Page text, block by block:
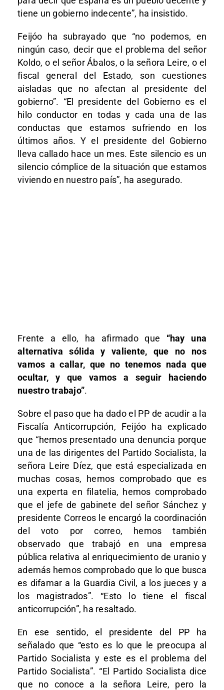
tiene un gobierno indecente”, ha insistido.
Feijóo ha subrayado que “no podemos, en
ningún caso, decir que el problema del señor
Koldo, o el señor Ábalos, o la señora Leire, o el
fiscal general del Estado, son cuestiones
aisladas que no afectan al presidente del
gobierno”. “El presidente del Gobierno es el
hilo conductor en todas y cada una de las
conductas que estamos sufriendo en los
últimos años. Y el presidente del Gobierno
lleva callado hace un mes. Este silencio es un
silencio cómplice de la situación que estamos
viviendo en nuestro país”, ha asegurado.
Frente a ello, ha afirmado que “hay una
alternativa sólida y valiente, que no nos
vamos a callar, que no tenemos nada que
ocultar, y que vamos a seguir haciendo
nuestro trabajo”.
Sobre el paso que ha dado el PP de acudir a la
Fiscalía Anticorrupción, Feijóo ha explicado
que “hemos presentado una denuncia porque
una de las dirigentes del Partido Socialista, la
señora Leire Díez, que está especializada en
muchas cosas, hemos comprobado que es
una experta en filatelia, hemos comprobado
que el jefe de gabinete del señor Sánchez y
presidente Correos le encargó la coordinación
del voto por correo, hemos también
observado que trabajó en una empresa
pública relativa al enriquecimiento de uranio y
además hemos comprobado que lo que busca
es difamar a la Guardia Civil, a los jueces y a
los magistrados”. “Esto lo tiene el fiscal
anticorrupción”, ha resaltado.
En ese sentido, el presidente del PP ha
señalado que “esto es lo que le preocupa al
Partido Socialista y este es el problema del
Partido Socialista”. “El Partido Socialista dice
que no conoce a la señora Leire, pero la